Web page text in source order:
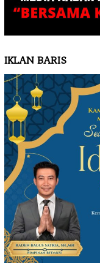
IKLAN BARIS